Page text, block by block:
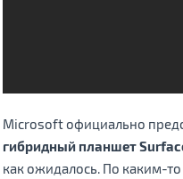
Microsoft официально
гибридный планшет
как ожидалось. По каким-